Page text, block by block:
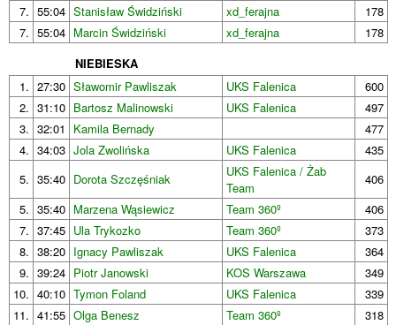
7. 55:04 Stanisław Świdziński xd_ferajna
178
7. 55:04 Marcin Świdziński xd_ferajna
178
NIEBIESKA
1. 27:30 Sławomir Pawliszak UKS Falenica
600
2. 31:10 Bartosz Malinowski UKS Falenica
497
3. 32:01 Kamila Bernady
477
4. 34:03 Jola Zwolińska UKS Falenica
435
5. 35:40 Dorota Szczęśniak
UKS Falenica / Żab
Team
406
5. 35:40 Marzena Wąsiewicz Team 360º
406
7. 37:45 Ula Trykozko Team 360º
373
8. 38:20 Ignacy Pawliszak UKS Falenica
364
9. 39:24 Piotr Janowski KOS Warszawa
349
10. 40:10 Tymon Foland UKS Falenica
339
11. 41:55 Olga Benesz Team 360º
318